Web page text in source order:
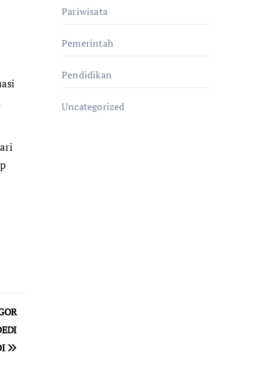
Pariwisata
Pemerintah
Pendidikan
Uncategorized